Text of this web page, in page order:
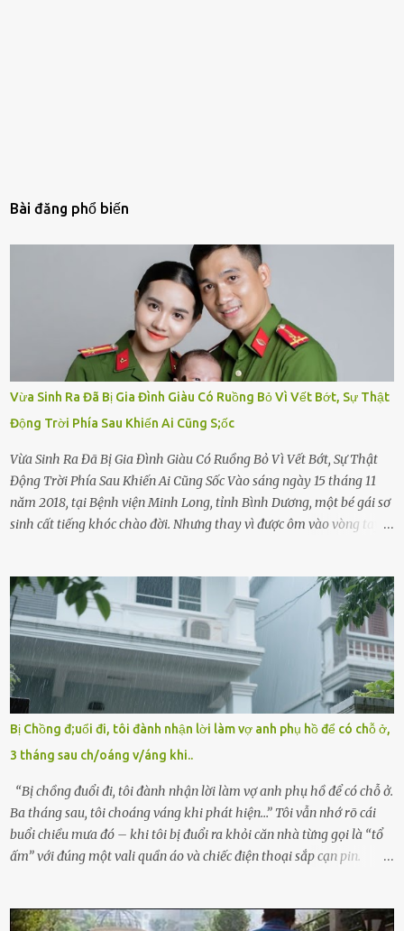
Bài đăng phổ biến
Vừa Sinh Ra Đã Bị Gia Đình Giàu Có Ruồng Bỏ Vì Vết Bớt, Sự Thật
Động Trời Phía Sau Khiến Ai Cũng S;ốc
Vừa Sinh Ra Đã Bị Gia Đình Giàu Có Ruồng Bỏ Vì Vết Bớt, Sự Thật
Động Trời Phía Sau Khiến Ai Cũng Sốc Vào sáng ngày 15 tháng 11
năm 2018, tại Bệnh viện Minh Long, tỉnh Bình Dương, một bé gái sơ
sinh cất tiếng khóc chào đời. Nhưng thay vì được ôm vào vòng tay
hảo, địa vị cao sang của ông Trần Quốc Tùng xem như điềm gở. Ông
Tùng, một doanh nhân quyền lực có tiếng ở Bình Dương, cùng vợ là
bà Đỗ Thị Nga, lập tức ra quyết định nhẫn tâm: bỏ lại đứa trẻ. Họ
viện cớ “không đủ khả năng nuôi dưỡng” và ký vào giấy từ chối
quyền giám hộ, yêu cầu bệnh viện xử lý bé như một trường hợp bị
bỏ rơi. Trong khi ấy, con gái ruột của họ – Trần Lệ Mi – vẫn đang
mê man sau sinh, hoàn toàn không hay biết chuyện gì xảy ra.
Thiếu úy Nguyễn Thị Mai, một nữ cảnh sát công tác tại địa phương,
tình cờ chứng kiến giây phút bé bị đưa đi trong lặng lẽ. Nét mặt đỏ
hỏn, bàn tay bé xíu co quắp, ...
Bị Chồng đ;uổi đi, tôi đành nhận lời làm vợ anh phụ hồ để có chỗ ở,
3 tháng sau ch/oáng v/áng khi..
“Bị chồng đuổi đi, tôi đành nhận lời làm vợ anh phụ hồ để có chỗ ở.
Ba tháng sau, tôi choáng váng khi phát hiện…” Tôi vẫn nhớ rõ cái
buổi chiều mưa đó – khi tôi bị đuổi ra khỏi căn nhà từng gọi là “tổ
ấm” với đúng một vali quần áo và chiếc điện thoại sắp cạn pin.
cưới cô để có con. Không phải để nuôi một cái thân bất tài chỉ biết